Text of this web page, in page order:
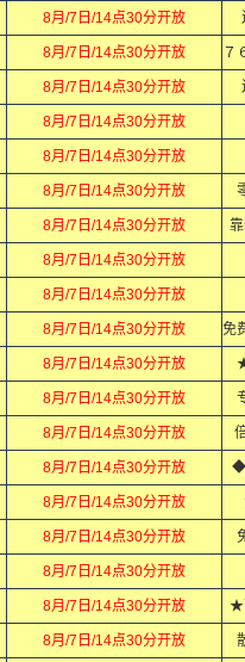
8月/7日/14点30分开放
8月/7日/14点30分开放
8月/7日/14点30分开放
8月/7日/14点30分开放
8月/7日/14点30分开放
8月/7日/14点30分开放
8月/7日/14点30分开放
8月/7日/14点30分开放
8月/7日/14点30分开放
8月/7日/14点30分开放
8月/7日/14点30分开放
8月/7日/14点30分开放
8月/7日/14点30分开放
8月/7日/14点30分开放 ◆
8月/7日/14点30分开放
8月/7日/14点30分开放
8月/7日/14点30分开放
8月/7日/14点30分开放 ★
8月/7日/14点30分开放